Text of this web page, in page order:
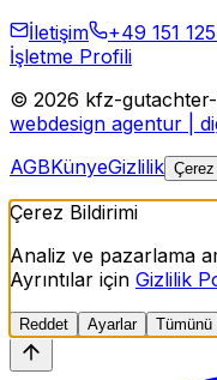
İletişim +49 151
İşletme Profili
© 2026 kfz-
webdesign agentur |
AGBKünyeGizlilik Çerez
Çerez Bildirimi
Analiz ve pazarlama
Ayrıntılar için Gizlilik
Reddet Ayarlar Tümünü